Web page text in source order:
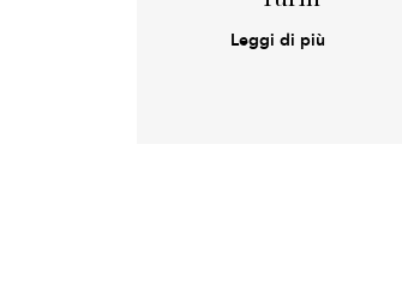
Leggi di più